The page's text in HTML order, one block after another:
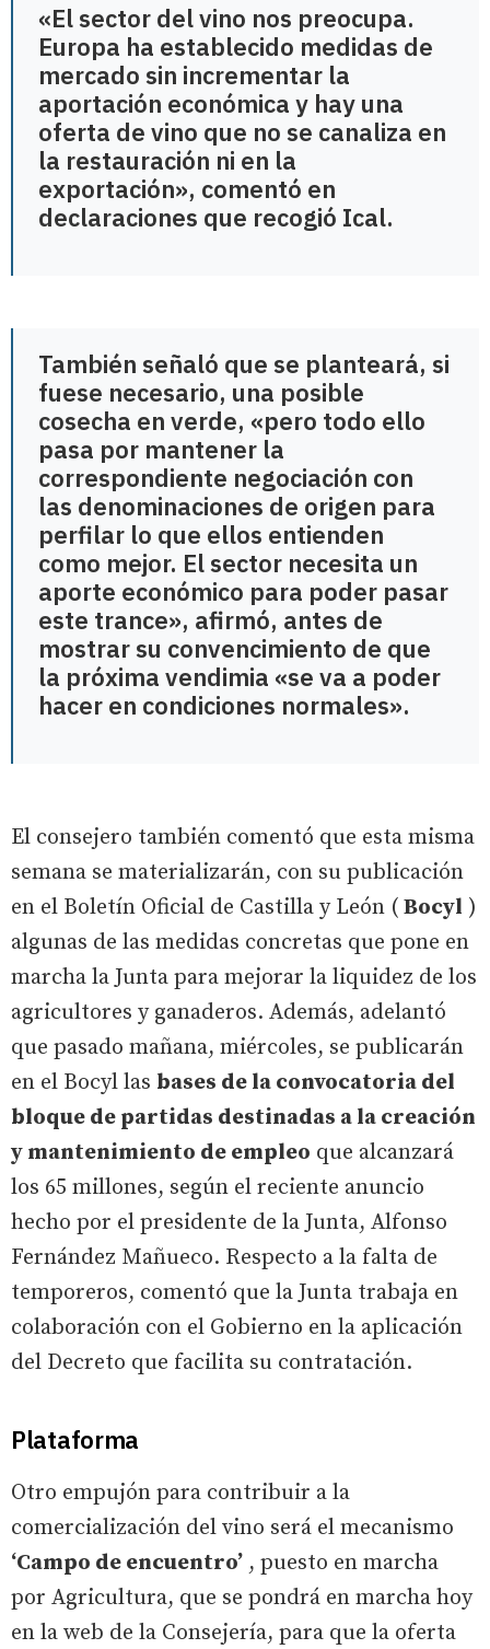
«El sector del vino nos preocupa.
Europa ha establecido medidas de
mercado sin incrementar la
aportación económica y hay una
oferta de vino que no se canaliza en
la restauración ni en la
exportación», comentó en
declaraciones que recogió Ical.
También señaló que se planteará, si
fuese necesario, una posible
cosecha en verde, «pero todo ello
pasa por mantener la
correspondiente negociación con
las denominaciones de origen para
perfilar lo que ellos entienden
como mejor. El sector necesita un
aporte económico para poder pasar
este trance», afirmó, antes de
mostrar su convencimiento de que
la próxima vendimia «se va a poder
hacer en condiciones normales».
El consejero también comentó que esta misma
semana se materializarán, con su publicación
en el Boletín Oficial de Castilla y León ( Bocyl )
algunas de las medidas concretas que pone en
marcha la Junta para mejorar la liquidez de los
agricultores y ganaderos. Además, adelantó
que pasado mañana, miércoles, se publicarán
en el Bocyl las bases de la convocatoria del
bloque de partidas destinadas a la creación
y mantenimiento de empleo que alcanzará
los 65 millones, según el reciente anuncio
hecho por el presidente de la Junta, Alfonso
Fernández Mañueco. Respecto a la falta de
temporeros, comentó que la Junta trabaja en
colaboración con el Gobierno en la aplicación
del Decreto que facilita su contratación.
Plataforma
Otro empujón para contribuir a la
comercialización del vino será el mecanismo
‘Campo de encuentro’ , puesto en marcha
por Agricultura, que se pondrá en marcha hoy
en la web de la Consejería, para que la oferta